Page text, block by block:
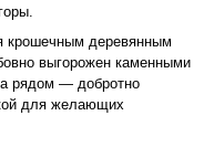
крошечным деревянным
выгорожен каменными
рядом — добротно
для желающих